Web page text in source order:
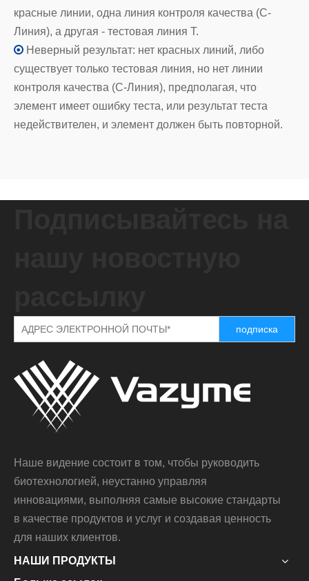
красные линии, одна линия контроля качества (C-
Линия), а другая - тестовая линия T.
 Неверный результат: нет красных линий, либо
существует только тестовая линия, но нет линии
контроля качества (C-Линия), предполагая, что
элемент имеет ошибку теста, или результат теста
недействителен, и элемент должен быть повторной.
подписка
Наше видение состоит в том, чтобы руководить
биотехнологией, неустанно управляя
инновациями, выполняя самые высокие стандарты
в качестве продуктов и услуг и создавая ценность
для наших клиентов.
НАШИ ПРОДУКТЫ